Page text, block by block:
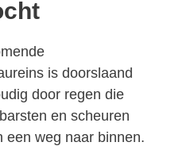
is doorslaand
door regen die
en scheuren
een weg naar binnen.